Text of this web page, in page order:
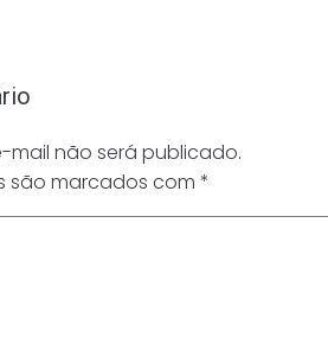
mail não será publicado.
são marcados com *